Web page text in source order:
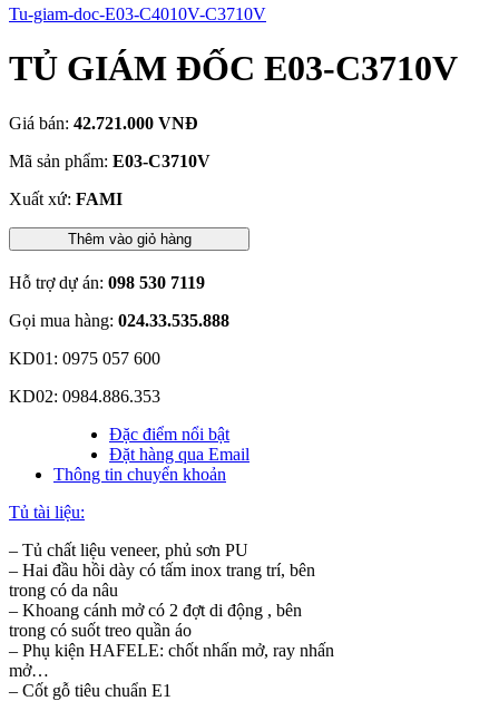
Tu-giam-doc-E03-C4010V-C3710V
TỦ GIÁM ĐỐC E03-C3710V
Giá bán: 42.721.000 VNĐ
Mã sản phẩm: E03-C3710V
Xuất xứ: FAMI
Thêm vào giỏ hàng
Hỗ trợ dự án: 098 530 7119
Gọi mua hàng: 024.33.535.888
KD01: 0975 057 600
KD02: 0984.886.353
Đặc điểm nổi bật
Đặt hàng qua Email
Thông tin chuyển khoản
Tủ tài liệu:
– Tủ chất liệu veneer, phủ sơn PU
– Hai đầu hồi dày có tấm inox trang trí, bên
trong có da nâu
– Khoang cánh mở có 2 đợt di động , bên
trong có suốt treo quần áo
– Phụ kiện HAFELE: chốt nhấn mở, ray nhấn
mở…
– Cốt gỗ tiêu chuẩn E1